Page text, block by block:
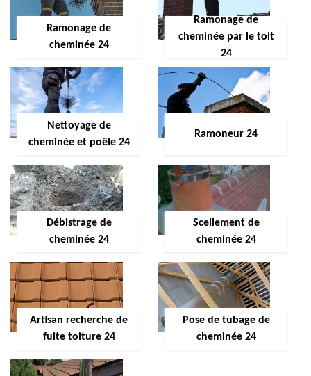
Ramonage de
cheminée 24
Ramonage de
cheminée par le toit
24
Nettoyage de
cheminée et poêle 24
Ramoneur 24
Débistrage de
cheminée 24
Scellement de
cheminée 24
Artisan recherche de
fuite toiture 24
Pose de tubage de
cheminée 24